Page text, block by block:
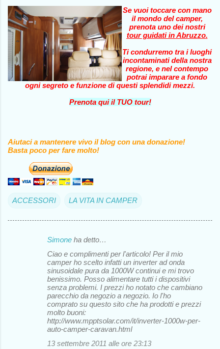
Se vuoi toccare con mano
il mondo del camper,
prenota uno dei nostri
tour guidati in Abruzzo.
Ti condurremo tra i luoghi
incontaminati della nostra
regione, e nel contempo
potrai imparare a fondo
ogni segreto e funzione di questi splendidi mezzi.
Prenota qui il TUO tour!
Aiutaci a mantenere vivo il blog con una donazione!
Basta poco per fare molto!
ACCESSORI LA VITA IN CAMPER
Simone ha detto…
Ciao e complimenti per l'articolo! Per il mio
camper ho scelto infatti un inverter ad onda
sinusoidale pura da 1000W continui e mi trovo
benissimo. Posso alimentare tutti i dispositivi
senza problemi. I prezzi ho notato che cambiano
parecchio da negozio a negozio. Io l'ho
comprato su questo sito che ha prodotti e prezzi
molto buoni:
http://www.mpptsolar.com/it/inverter-1000w-per-
auto-camper-caravan.html
13 settembre 2011 alle ore 23:13